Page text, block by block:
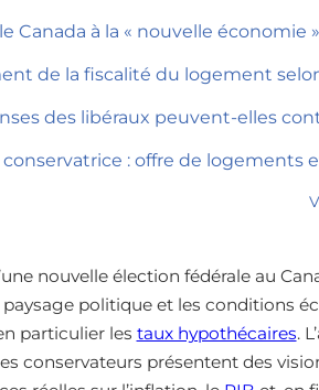
Canada à la « nouvelle économie »
de la fiscalité du logement
des libéraux peuvent-elles
: offre de logements
nouvelle élection fédérale au
politique et les conditions
particulier les taux hypothécaires.
conservateurs présentent des